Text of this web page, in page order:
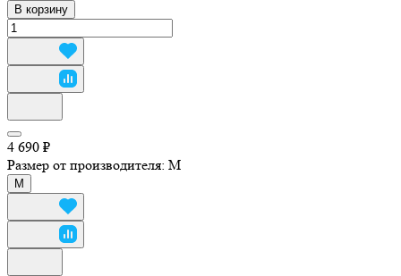
В корзину
4 690 ₽
Размер от производителя: M
M